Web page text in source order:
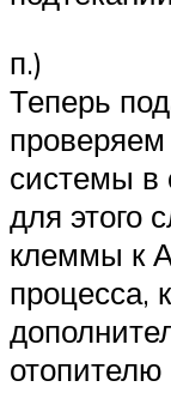
п.)
Теперь
проверяем
системы в
для этого
клеммы к
процесса,
отопителю